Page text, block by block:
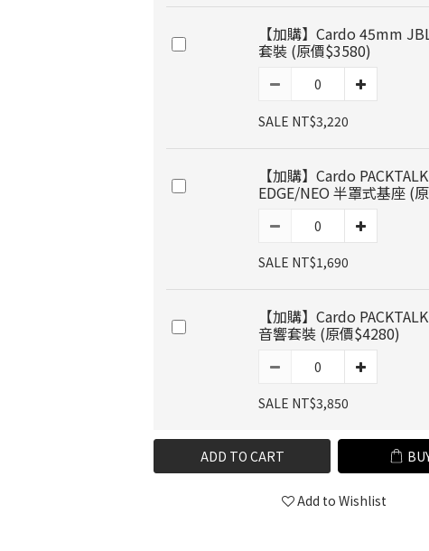
【加購】Cardo 45mm
套裝 (原價$3580)
SALE NT$3,220
【加購】Cardo PACKTALK
EDGE/NEO 半罩式基座 (
SALE NT$1,690
【加購】Cardo
音響套裝 (原價$4280)
SALE NT$3,850
ADD TO CART
Add to Wishlist